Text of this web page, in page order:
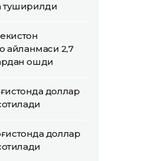
туширилди
айланмаси 2,7
ошди
доллар
доллар